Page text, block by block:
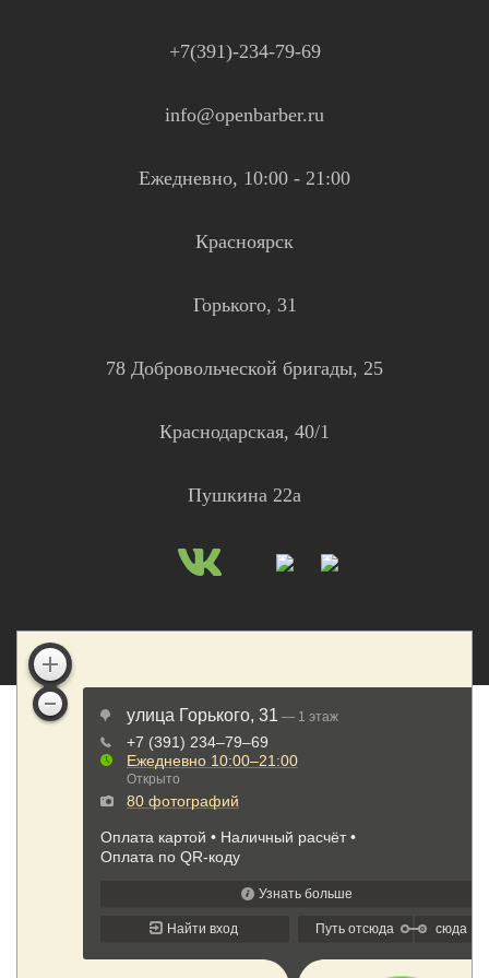
+7(391)-234-79-69
info@openbarber.ru
Ежедневно, 10:00 - 21:00
Красноярск
Горького, 31
78 Добровольческой бригады, 25
Краснодарская, 40/1
Пушкина 22а